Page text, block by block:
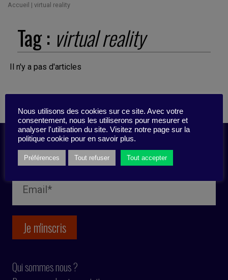
Accueil | virtual reality
Tag : virtual reality
Il n'y a pas d'articles
Inscription newsletter
Qui sommes nous ?
Nous utilisons des cookies sur ce site. Avec votre
consentement, nous les utiliserons pour mesurer et
analyser l'utilisation du site. Visitez notre page sur la
politique cookie pour en savoir plus.
Préférences Tout refuser Tout accepter